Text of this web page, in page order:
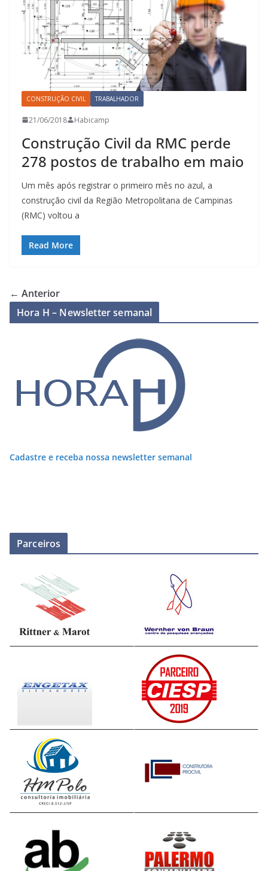
CONSTRUÇÃO CIVIL TRABALHADOR
21/06/2018 Habicamp
Construção Civil da RMC perde
278 postos de trabalho em maio
Um mês após registrar o primeiro mês no azul, a
construção civil da Região Metropolitana de Campinas
(RMC) voltou a
Read More
← Anterior
Hora H – Newsletter semanal
Cadastre e receba nossa newsletter semanal
Parceiros